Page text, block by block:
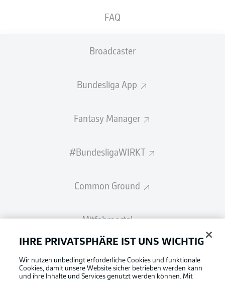
FAQ
Broadcaster
Bundesliga App
Fantasy Manager
#BundesligaWIRKT
Common Ground
Mitfahrportal
IHRE PRIVATSPHÄRE IST UNS WICHTIG
Wir nutzen unbedingt erforderliche Cookies und funktionale
Cookies, damit unsere Website sicher betrieben werden kann
und ihre Inhalte und Services genutzt werden können. Mit